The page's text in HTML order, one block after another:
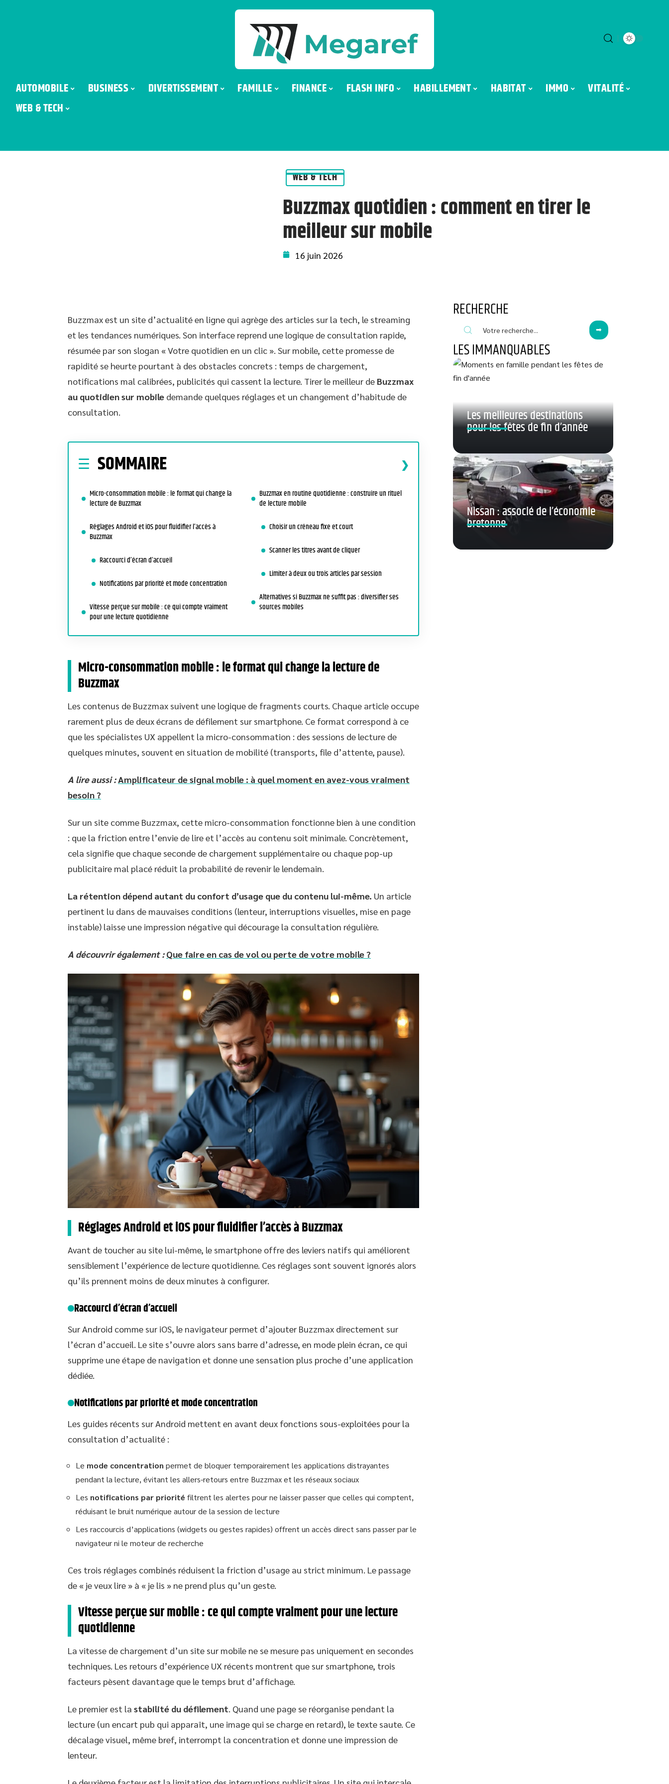
AUTOMOBILE BUSINESS DIVERTISSEMENT FAMILLE FINANCE FLASH INFO HABILLEMENT HABITAT IMMO
VITALITÉ
WEB & TECH
WEB & TECH
Buzzmax quotidien : comment en tirer le
meilleur sur mobile
16 juin 2026
Buzzmax est un site d’actualité en ligne qui agrège des articles sur la tech, le streaming
et les tendances numériques. Son interface reprend une logique de consultation rapide,
résumée par son slogan « Votre quotidien en un clic ». Sur mobile, cette promesse de
rapidité se heurte pourtant à des obstacles concrets : temps de chargement,
notifications mal calibrées, publicités qui cassent la lecture. Tirer le meilleur de Buzzmax
au quotidien sur mobile demande quelques réglages et un changement d’habitude de
consultation.
SOMMAIRE
Micro-consommation mobile : le format qui change la
lecture de Buzzmax
Réglages Android et iOS pour fluidifier l’accès à
Buzzmax
Raccourci d’écran d’accueil
Notifications par priorité et mode concentration
Vitesse perçue sur mobile : ce qui compte vraiment
pour une lecture quotidienne
Buzzmax en routine quotidienne : construire un rituel
de lecture mobile
Choisir un créneau fixe et court
Scanner les titres avant de cliquer
Limiter à deux ou trois articles par session
Alternatives si Buzzmax ne suffit pas : diversifier ses
sources mobiles
Micro-consommation mobile : le format qui change la lecture de
Buzzmax
Les contenus de Buzzmax suivent une logique de fragments courts. Chaque article occupe
rarement plus de deux écrans de défilement sur smartphone. Ce format correspond à ce
que les spécialistes UX appellent la micro-consommation : des sessions de lecture de
quelques minutes, souvent en situation de mobilité (transports, file d’attente, pause).
A lire aussi :Amplificateur de signal mobile : à quel moment en avez-vous vraiment
besoin ?
Sur un site comme Buzzmax, cette micro-consommation fonctionne bien à une condition
: que la friction entre l’envie de lire et l’accès au contenu soit minimale. Concrètement,
cela signifie que chaque seconde de chargement supplémentaire ou chaque pop-up
publicitaire mal placé réduit la probabilité de revenir le lendemain.
La rétention dépend autant du confort d’usage que du contenu lui-même. Un article
pertinent lu dans de mauvaises conditions (lenteur, interruptions visuelles, mise en page
instable) laisse une impression négative qui décourage la consultation régulière.
A découvrir également : Que faire en cas de vol ou perte de votre mobile ?
Réglages Android et iOS pour fluidifier l’accès à Buzzmax
Avant de toucher au site lui-même, le smartphone offre des leviers natifs qui améliorent
sensiblement l’expérience de lecture quotidienne. Ces réglages sont souvent ignorés alors
qu’ils prennent moins de deux minutes à configurer.
Raccourci d’écran d’accueil
Sur Android comme sur iOS, le navigateur permet d’ajouter Buzzmax directement sur
l’écran d’accueil. Le site s’ouvre alors sans barre d’adresse, en mode plein écran, ce qui
supprime une étape de navigation et donne une sensation plus proche d’une application
dédiée.
Notifications par priorité et mode concentration
Les guides récents sur Android mettent en avant deux fonctions sous-exploitées pour la
consultation d’actualité :
Le mode concentration permet de bloquer temporairement les applications distrayantes
pendant la lecture, évitant les allers-retours entre Buzzmax et les réseaux sociaux
Les notifications par priorité filtrent les alertes pour ne laisser passer que celles qui comptent,
réduisant le bruit numérique autour de la session de lecture
Les raccourcis d’applications (widgets ou gestes rapides) offrent un accès direct sans passer par le
navigateur ni le moteur de recherche
Ces trois réglages combinés réduisent la friction d’usage au strict minimum. Le passage
de « je veux lire » à « je lis » ne prend plus qu’un geste.
Vitesse perçue sur mobile : ce qui compte vraiment pour une lecture
quotidienne
La vitesse de chargement d’un site sur mobile ne se mesure pas uniquement en secondes
techniques. Les retours d’expérience UX récents montrent que sur smartphone, trois
facteurs pèsent davantage que le temps brut d’affichage.
Le premier est la stabilité du défilement. Quand une page se réorganise pendant la
lecture (un encart pub qui apparaît, une image qui se charge en retard), le texte saute. Ce
décalage visuel, même bref, interrompt la concentration et donne une impression de
lenteur.
RECHERCHE
LES IMMANQUABLES
Les meilleures destinations
pour les fêtes de fin d’année
Nissan : associé de l’économie
bretonne